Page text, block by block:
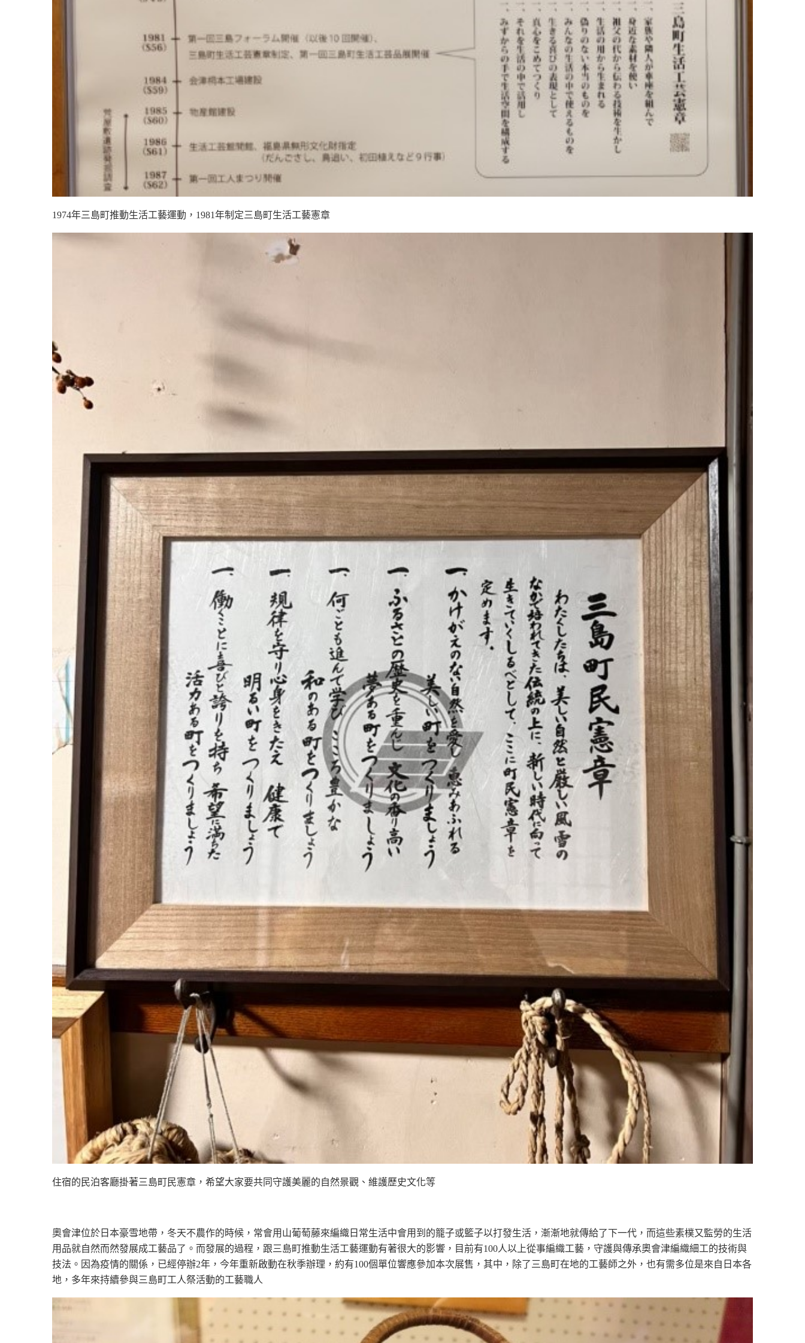
1974年三島町推動生活工藝運動， 1981年制定三島町生活工藝憲章
住宿的民泊客廳掛著三島町民憲章，希望大家要共同守護美麗的自然景觀、維護歷史文化等
奧會津位於日本豪雪地帶，冬天不農作的時候，常會用山葡萄藤來編織日常生活中會用到的籠子或籃子以打發生活，漸漸地就傳給了下一代，而這些素樸又監勞的生活
用品就自然而然發展成工藝品了。而發展的過程，跟三島町推動生活工藝運動有著很大的影響，目前有100人以上從事編織工藝，守護與傳承奧會津編織細工的技術與
技法。因為疫情的關係，已經停辦2年，今年重新啟動在秋季辦理，約有100個單位響應參加本次展售，其中，除了三島町在地的工藝師之外，也有需多位是來自日本各
地，多年來持續參與三島町工人祭活動的工藝職人